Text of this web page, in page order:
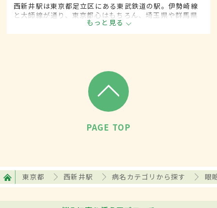
西新井駅は東京都足立区にある東武鉄道の駅。伊勢崎線
と大師線が通り、東京都心はもちろん、埼玉県や群馬県
へのアクセスも良い。2000年以降駅西口で都市開発が行
われ、転入者も多くなったため、利用者は増加傾向にあ
もっと見る
PAGE TOP
東京都 西新井駅 病名カテゴリから探す 眼